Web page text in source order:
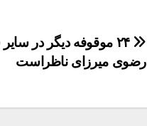
راهبری
نوشته
۲۴ موقوفه دیگر در
رضوی میرزای ناظراست